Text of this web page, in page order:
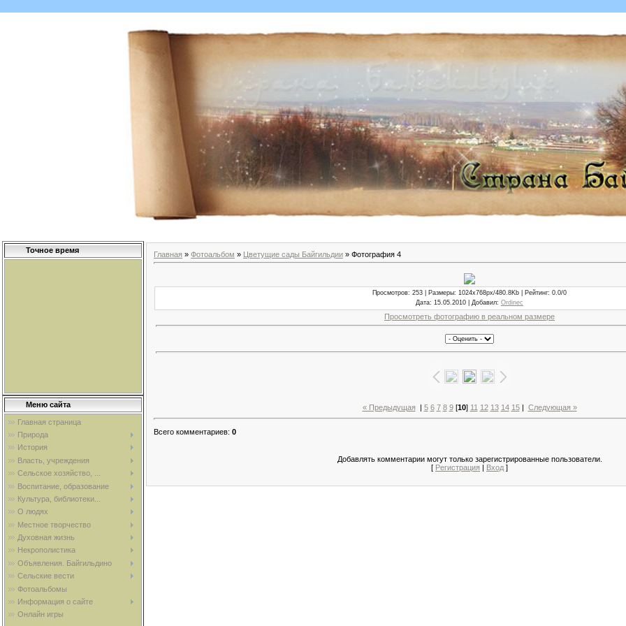
Точное время
Меню сайта
Главная страница
Природа
История
Власть, учреждения
Сельское хозяйство, ...
Воспитание, образование
Культура, библиотеки...
О людях
Местное творчество
Духовная жизнь
Некрополистика
Объявления. Байгильдино
Сельские вести
Фотоальбомы
Информация о сайте
Онлайн игры
Главная » Фотоальбом » Цветущие сады Байгильдии » Фотография 4
Просмотров: 253 | Размеры: 1024x768px/480.8Kb | Рейтинг: 0.0/0
Дата: 15.05.2010 | Добавил: Ordinec
Просмотреть фотографию в реальном размере
« Предыдущая 5 6 7 8 9[10] 11 12 13 14 15| Следующая »
Всего комментариев: 0
Добавлять комментарии могут только зарегистрированные пользователи.
[ Регистрация | Вход ]